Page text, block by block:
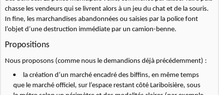
chasse les vendeurs qui se livrent alors à un jeu du chat et de la souris.
In fine, les marchandises abandonnées ou saisies par la police font
l’objet d’une destruction immédiate par un camion-benne.
Propositions
Nous proposons (comme nous le demandions déjà précédemment) :
la création d’un marché encadré des biffins, en même temps
que le marché officiel, sur l’espace restant côté Lariboisière, sous